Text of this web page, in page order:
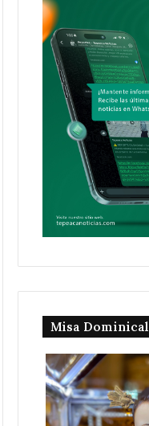
Misa Dominical